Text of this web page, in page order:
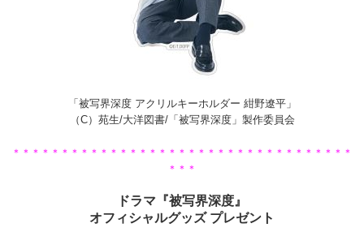
「被写界深度 アクリルキーホルダー 紺野遼平」
（C）苑生/大洋図書/「被写界深度」製作委員会
＊＊＊＊＊＊＊＊＊＊＊＊＊＊＊＊＊＊＊＊＊＊＊＊＊＊＊＊＊＊＊＊＊＊＊
＊＊＊
ドラマ『被写界深度』
オフィシャルグッズ プレゼント